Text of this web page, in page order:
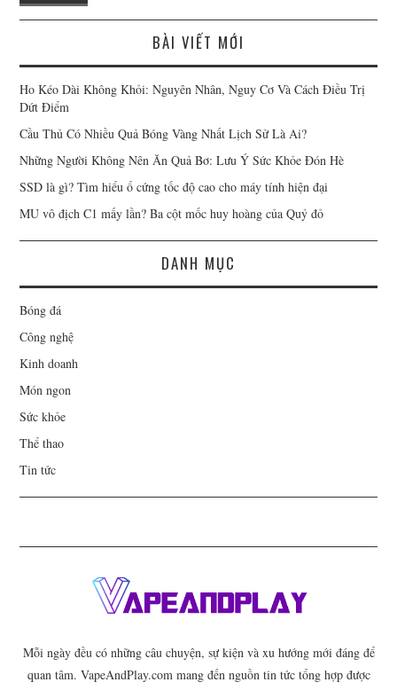
BÀI VIẾT MỚI
Ho Kéo Dài Không Khỏi: Nguyên Nhân, Nguy Cơ Và Cách Điều Trị
Dứt Điểm
Cầu Thủ Có Nhiều Quả Bóng Vàng Nhất Lịch Sử Là Ai?
Những Người Không Nên Ăn Quả Bơ: Lưu Ý Sức Khỏe Đón Hè
SSD là gì? Tìm hiểu ổ cứng tốc độ cao cho máy tính hiện đại
MU vô địch C1 mấy lần? Ba cột mốc huy hoàng của Quỷ đỏ
DANH MỤC
Bóng đá
Công nghệ
Kinh doanh
Món ngon
Sức khỏe
Thể thao
Tin tức
Mỗi ngày đều có những câu chuyện, sự kiện và xu hướng mới đáng để
quan tâm. VapeAndPlay.com mang đến nguồn tin tức tổng hợp được